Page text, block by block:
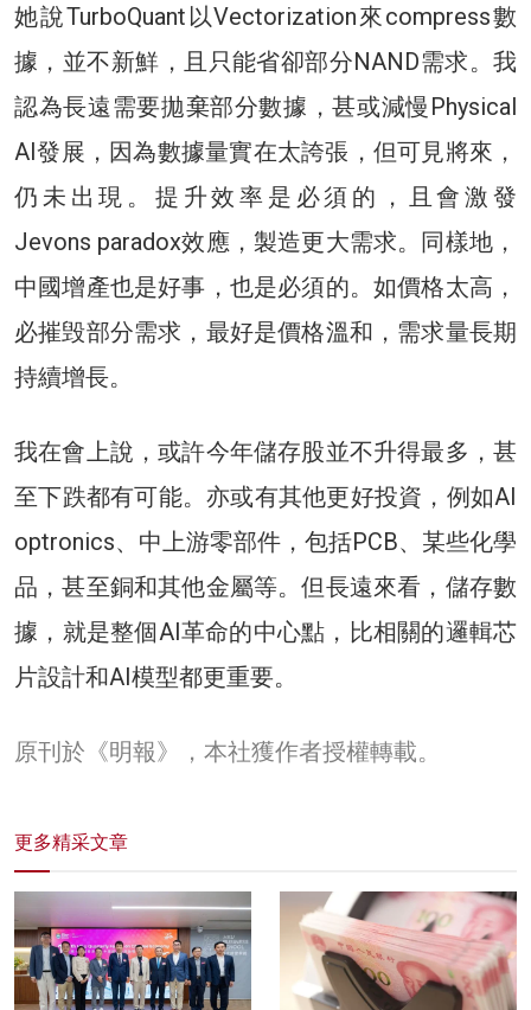
她說TurboQuant以Vectorization來compress數
據，並不新鮮，且只能省卻部分NAND需求。我
認為長遠需要拋棄部分數據，甚或減慢Physical
AI發展，因為數據量實在太誇張，但可見將來，
仍未出現。提升效率是必須的，且會激發
Jevons paradox效應，製造更大需求。同樣地，
中國增產也是好事，也是必須的。如價格太高，
必摧毁部分需求，最好是價格溫和，需求量長期
持續增長。
我在會上說，或許今年儲存股並不升得最多，甚
至下跌都有可能。亦或有其他更好投資，例如AI
optronics、中上游零部件，包括PCB、某些化學
品，甚至銅和其他金屬等。但長遠來看，儲存數
據，就是整個AI革命的中心點，比相關的邏輯芯
片設計和AI模型都更重要。
原刊於《明報》，本社獲作者授權轉載。
更多精采文章